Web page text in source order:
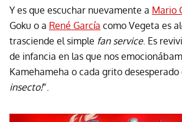
Y es que escuchar nuevamente a Mario
Goku o a René García como Vegeta es
trasciende el simple fan service. Es
de infancia en las que nos
Kamehameha o cada grito desesperado
insecto!".